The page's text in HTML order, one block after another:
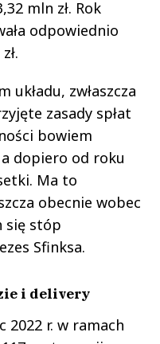
mln zł. Rok
odpowiednio
układu, zwłaszcza
zasady spłat
bowiem
dopiero od roku
Ma to
obecnie wobec
się stóp
Sfinksa.
i delivery
2022 r. w ramach